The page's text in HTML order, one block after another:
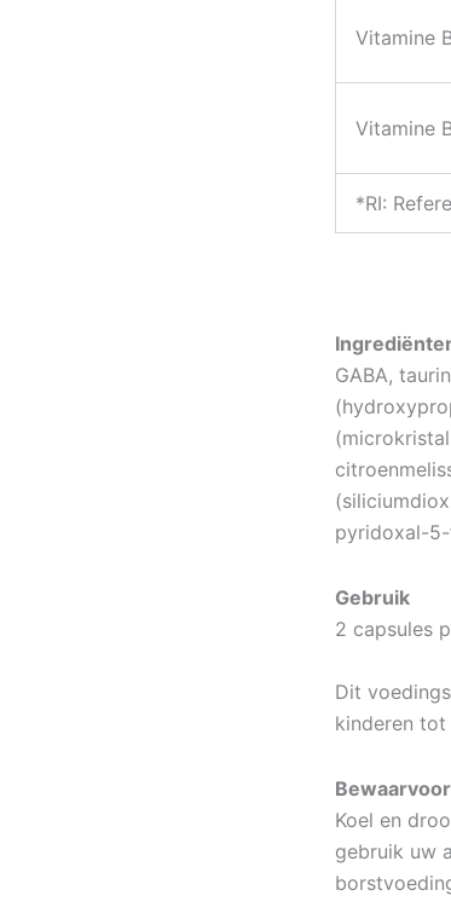
Vitamine
Vitamine
*RI:
GABA,
pyridoxal-
Gebruik
2 capsules
Dit
kinderen tot
Koel en
gebruik uw